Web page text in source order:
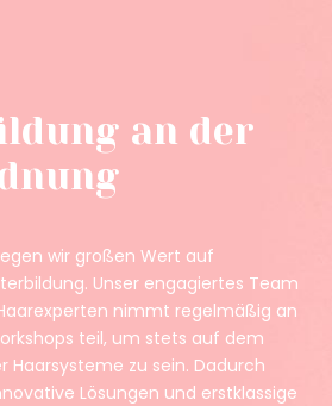
an der
wir großen Wert auf
Unser engagiertes Team
nimmt regelmäßig an
teil, um stets auf dem
Haarsysteme zu sein. Dadurch
Lösungen und erstklassige